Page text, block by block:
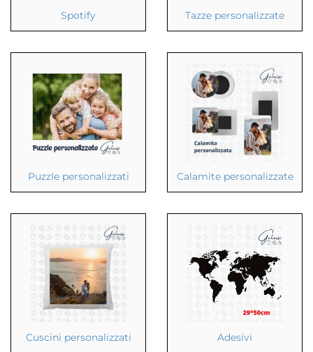
Spotify Tazze personalizzate
Puzzle personalizzati Calamite personalizzate
Cuscini personalizzati Adesivi